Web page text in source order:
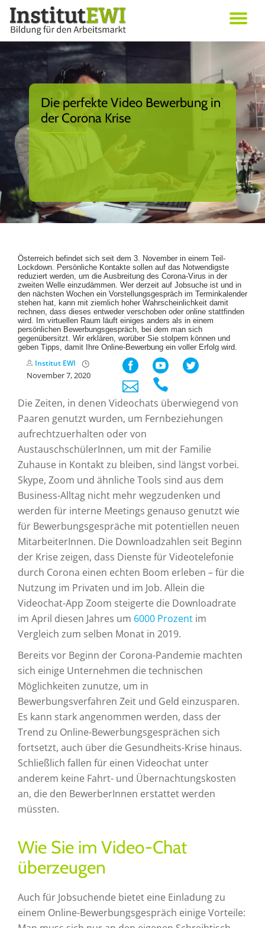
Skip
to
contentInstitut EWI
Die perfekte Video Bewerbung in
der Corona Krise
Österreich befindet sich seit dem 3. November in einem Teil-
Lockdown. Persönliche Kontakte sollen auf das Notwendigste
reduziert werden, um die Ausbreitung des Corona-Virus in der
zweiten Welle einzudämmen. Wer derzeit auf Jobsuche ist und in
den nächsten Wochen ein Vorstellungsgespräch im Terminkalender
stehen hat, kann mit ziemlich hoher Wahrscheinlichkeit damit
rechnen, dass dieses entweder verschoben oder online stattfinden
wird. Im virtuellen Raum läuft einiges anders als in einem
persönlichen Bewerbungsgespräch, bei dem man sich
gegenübersitzt. Wir erklären, worüber Sie stolpern können und
geben Tipps, damit Ihre Online-Bewerbung ein voller Erfolg wird.
Institut EWI
November 7, 2020
Die Zeiten, in denen Videochats überwiegend von
Paaren genutzt wurden, um Fernbeziehungen
aufrechtzuerhalten oder von
AustauschschülerInnen, um mit der Familie
Zuhause in Kontakt zu bleiben, sind längst vorbei.
Skype, Zoom und ähnliche Tools sind aus dem
Business-Alltag nicht mehr wegzudenken und
werden für interne Meetings genauso genutzt wie
für Bewerbungsgespräche mit potentiellen neuen
MitarbeiterInnen. Die Downloadzahlen seit Beginn
der Krise zeigen, dass Dienste für Videotelefonie
durch Corona einen echten Boom erleben – für die
Nutzung im Privaten und im Job. Allein die
Videochat-App Zoom steigerte die Downloadrate
im April diesen Jahres um 6000 Prozent im
Vergleich zum selben Monat in 2019.
Bereits vor Beginn der Corona-Pandemie machten
sich einige Unternehmen die technischen
Möglichkeiten zunutze, um in
Bewerbungsverfahren Zeit und Geld einzusparen.
Es kann stark angenommen werden, dass der
Trend zu Online-Bewerbungsgesprächen sich
fortsetzt, auch über die Gesundheits-Krise hinaus.
Schließlich fallen für einen Videochat unter
anderem keine Fahrt- und Übernachtungskosten
an, die den BewerberInnen erstattet werden
müssten.
Wie Sie im Video-Chat
überzeugen
Auch für Jobsuchende bietet eine Einladung zu
einem Online-Bewerbungsgespräch einige Vorteile: